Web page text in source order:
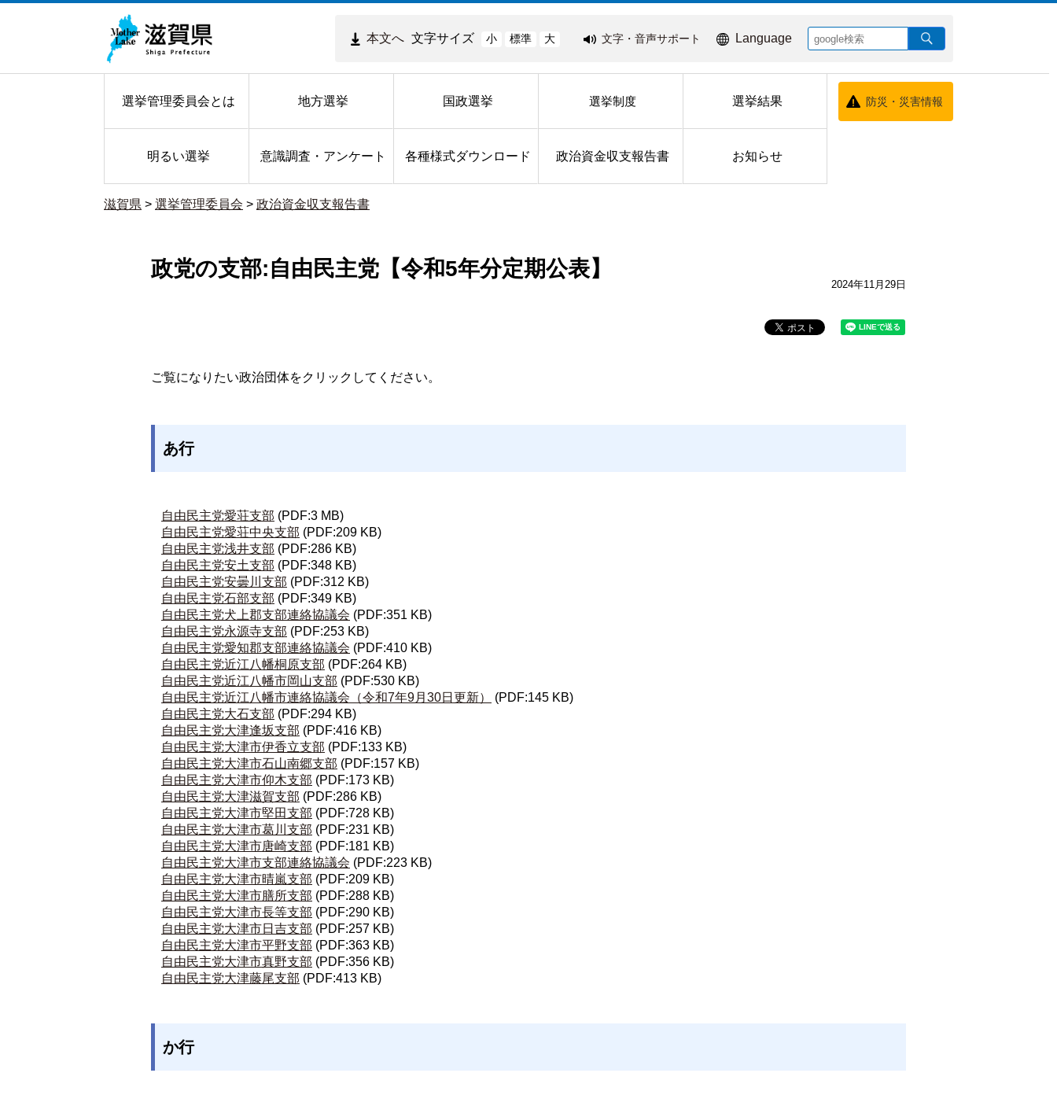
本文へ 文字サイズ 小 標準 大 文字・音声サポート Language
選挙管理委員会とは 地方選挙 国政選挙 選挙制度 選挙結果
明るい選挙 意識調査・アンケート 各種様式ダウンロード 政治資金収支報告書 お知らせ
防災・災害情報
滋賀県 > 選挙管理委員会 > 政治資金収支報告書
政党の支部:自由民主党【令和5年分定期公表】
2024年11月29日
ご覧になりたい政治団体をクリックしてください。
あ行
自由民主党愛荘支部 (PDF:3 MB)
自由民主党愛荘中央支部 (PDF:209 KB)
自由民主党浅井支部 (PDF:286 KB)
自由民主党安土支部 (PDF:348 KB)
自由民主党安曇川支部 (PDF:312 KB)
自由民主党石部支部 (PDF:349 KB)
自由民主党犬上郡支部連絡協議会 (PDF:351 KB)
自由民主党永源寺支部 (PDF:253 KB)
自由民主党愛知郡支部連絡協議会 (PDF:410 KB)
自由民主党近江八幡桐原支部 (PDF:264 KB)
自由民主党近江八幡市岡山支部 (PDF:530 KB)
自由民主党近江八幡市連絡協議会（令和7年9月30日更新）
(PDF:145 KB)
自由民主党大石支部 (PDF:294 KB)
自由民主党大津逢坂支部 (PDF:416 KB)
自由民主党大津市伊香立支部 (PDF:133 KB)
自由民主党大津市石山南郷支部 (PDF:157 KB)
自由民主党大津市仰木支部 (PDF:173 KB)
自由民主党大津滋賀支部 (PDF:286 KB)
自由民主党大津市堅田支部 (PDF:728 KB)
自由民主党大津市葛川支部 (PDF:231 KB)
自由民主党大津市唐崎支部 (PDF:181 KB)
自由民主党大津市支部連絡協議会 (PDF:223 KB)
自由民主党大津市晴嵐支部 (PDF:209 KB)
自由民主党大津市膳所支部 (PDF:288 KB)
自由民主党大津市長等支部 (PDF:290 KB)
自由民主党大津市日吉支部 (PDF:257 KB)
自由民主党大津市平野支部 (PDF:363 KB)
自由民主党大津市真野支部 (PDF:356 KB)
自由民主党大津藤尾支部 (PDF:413 KB)
か行